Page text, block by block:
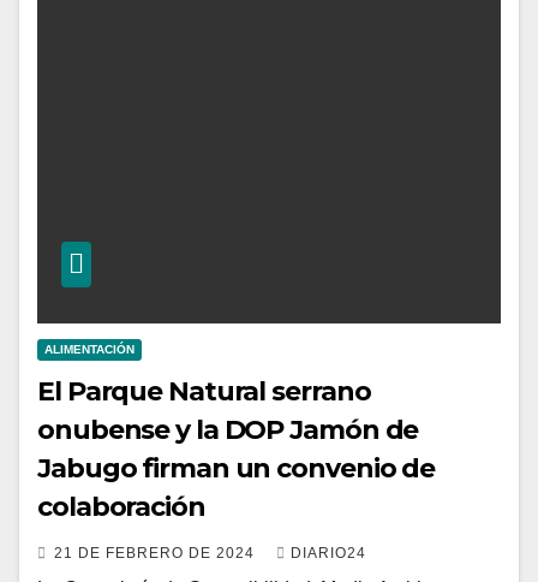
ALIMENTACIÓN
El Parque Natural serrano
onubense y la DOP Jamón de
Jabugo firman un convenio de
colaboración
21 DE FEBRERO DE 2024 DIARIO24